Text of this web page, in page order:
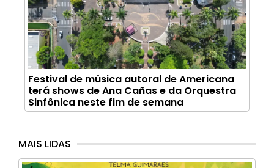
Festival de música autoral de Americana
terá shows de Ana Cañas e da Orquestra
Sinfônica neste fim de semana
MAIS LIDAS